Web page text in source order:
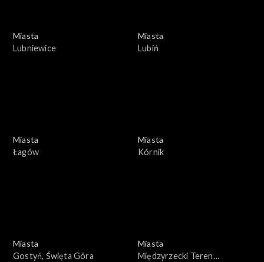
Miasta
Lubniewice
Miasta
Lubiń
Miasta
Łagów
Miasta
Kórnik
Miasta
Gostyń, Święta Góra
Miasta
Międzyrzecki Teren